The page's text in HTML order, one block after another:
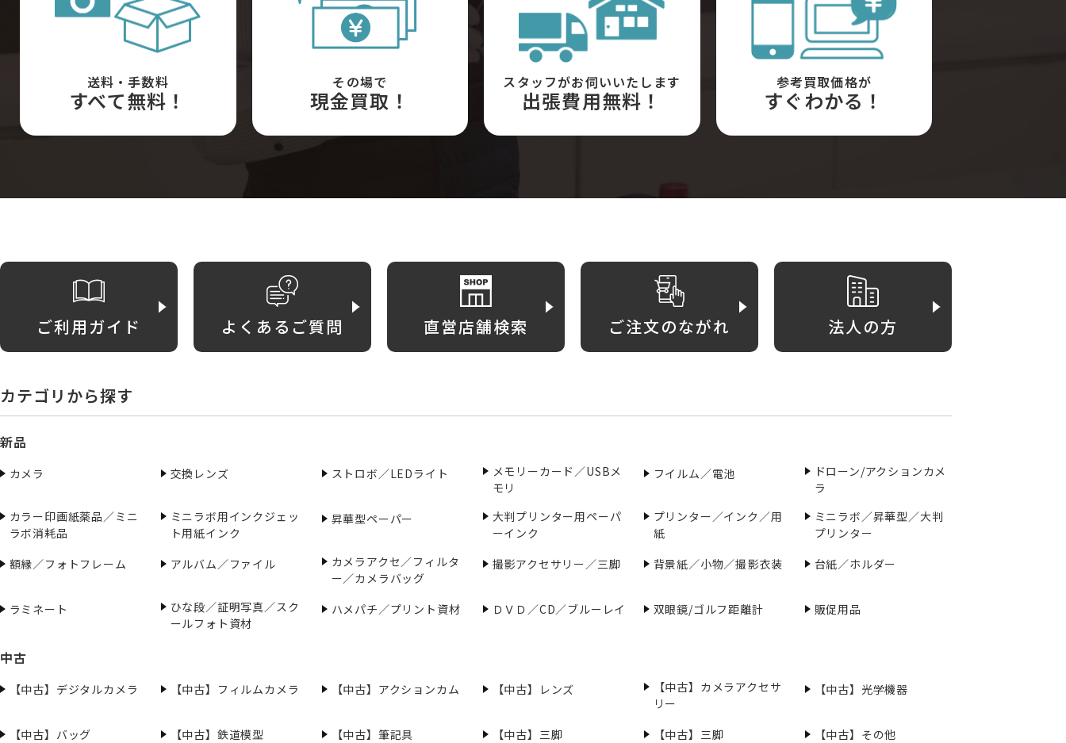
送料・手数料
すべて無料！
その場で
現金買取！
スタッフがお伺いいたします
出張費用無料！
参考買取価格が
すぐわかる！
ご利用ガイド よくあるご質問 直営店舗検索 ご注文のながれ 法人の方
カテゴリから探す
新品
カメラ 交換レンズ ストロボ／LEDライト
メモリーカード／USBメ
モリ
フイルム／電池
ドローン/アクションカメ
ラ
カラー印画紙薬品／ミニ
ラボ消耗品
ミニラボ用インクジェッ
ト用紙インク
昇華型ペーパー
大判プリンター用ペーパ
ーインク
プリンター／インク／用
紙
ミニラボ／昇華型／大判
プリンター
額縁／フォトフレーム
アルバム／ファイル
カメラアクセ／フィルタ
ー／カメラバッグ
撮影アクセサリー／三脚 背景紙／小物／撮影衣装 台紙／ホルダー
ラミネート
ひな段／証明写真／スク
ールフォト資材
ハメパチ／プリント資材 ＤＶＤ／CD／ブルーレイ 双眼鏡/ゴルフ距離計 販促用品
中古
【中古】デジタルカメラ 【中古】フィルムカメラ 【中古】アクションカム 【中古】レンズ
【中古】カメラアクセサ
リー
【中古】光学機器
【中古】バッグ 【中古】鉄道模型 【中古】筆記具 【中古】三脚 【中古】三脚 【中古】その他